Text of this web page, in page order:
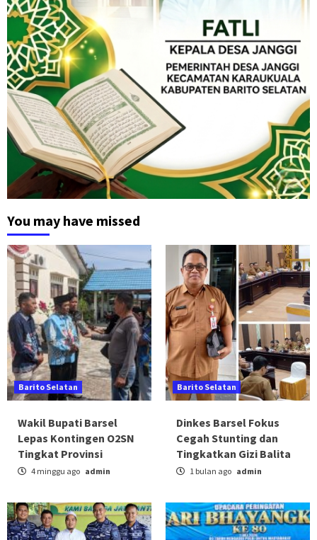
You may have missed
Barito Selatan
Wakil Bupati Barsel
Lepas Kontingen O2SN
Tingkat Provinsi
4 minggu ago admin
Barito Selatan
Dinkes Barsel Fokus
Cegah Stunting dan
Tingkatkan Gizi Balita
1 bulan ago admin